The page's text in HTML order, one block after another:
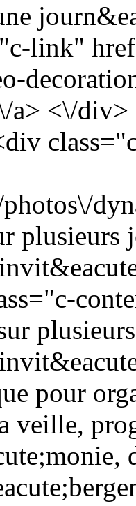
link"
a> <\/
plusieurs
pour
veille,